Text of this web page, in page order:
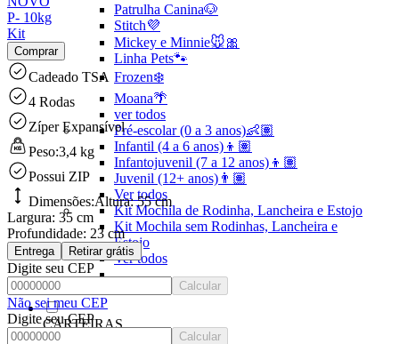
Patrulha Canina🐶
Stitch💜
Mickey e Minnie🐭🎀
Linha Pets🐾
Frozen❄️
Moana🌴
ver todos
Pré-escolar (0 a 3 anos)👶🏽
Infantil (4 a 6 anos)👦🏽
Infantojuvenil (7 a 12 anos)👦🏽
Juvenil (12+ anos)👨🏽
Ver todos
Kit Mochila de Rodinha, Lancheira e Estojo
Kit Mochila sem Rodinhas, Lancheira e
Estojo
Ver todos
CARTEIRAS
P- 10kg
Kit
Comprar
Cadeado TSA
4 Rodas
Zíper Expansível
Peso:3,4 kg
Possui ZIP
Dimensões:Altura: 55 cm
Largura: 35 cm
Profundidade: 23 cm
Entrega Retirar grátis
Digite seu CEP
Calcular
Não sei meu CEP
Digite seu CEP
Calcular